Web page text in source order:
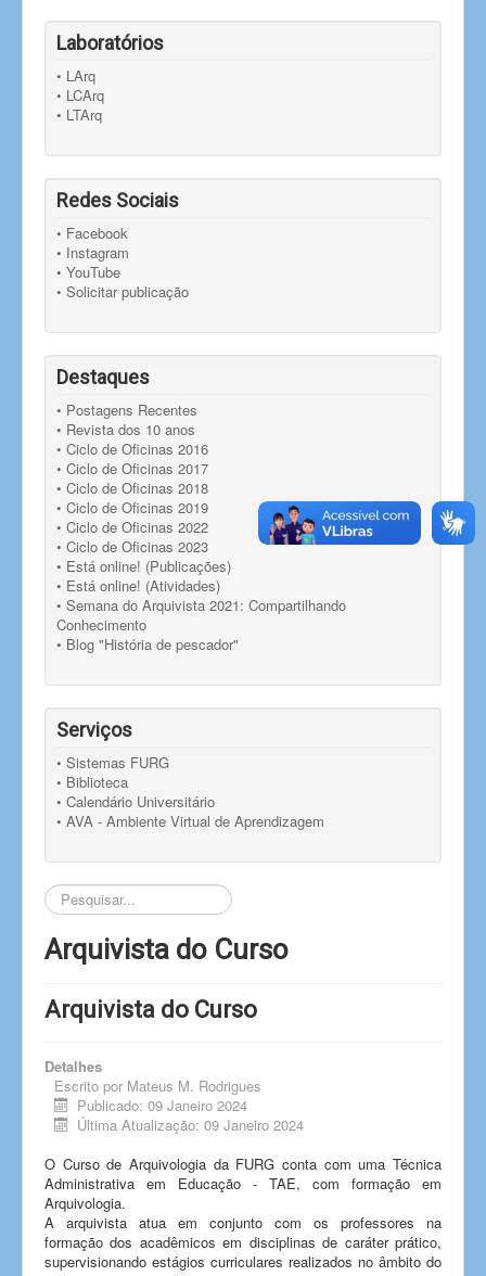
Laboratórios
• LArq
• LCArq
• LTArq
Redes Sociais
• Facebook
• Instagram
• YouTube
• Solicitar publicação
Destaques
• Postagens Recentes
• Revista dos 10 anos
• Ciclo de Oficinas 2016
• Ciclo de Oficinas 2017
• Ciclo de Oficinas 2018
• Ciclo de Oficinas 2019
• Ciclo de Oficinas 2022
• Ciclo de Oficinas 2023
• Está online! (Publicações)
• Está online! (Atividades)
• Semana do Arquivista 2021: Compartilhando
Conhecimento
• Blog "História de pescador"
Serviços
• Sistemas FURG
• Biblioteca
• Calendário Universitário
• AVA - Ambiente Virtual de Aprendizagem
Pesquisar...
Arquivista do Curso
Arquivista do Curso
Detalhes
Escrito por Mateus M. Rodrigues
Publicado: 09 Janeiro 2024
Última Atualização: 09 Janeiro 2024
O Curso de Arquivologia da FURG conta com uma Técnica
Administrativa em Educação - TAE, com formação em
Arquivologia.
A arquivista atua em conjunto com os professores na
formação dos acadêmicos em disciplinas de caráter prático,
supervisionando estágios curriculares realizados no âmbito do